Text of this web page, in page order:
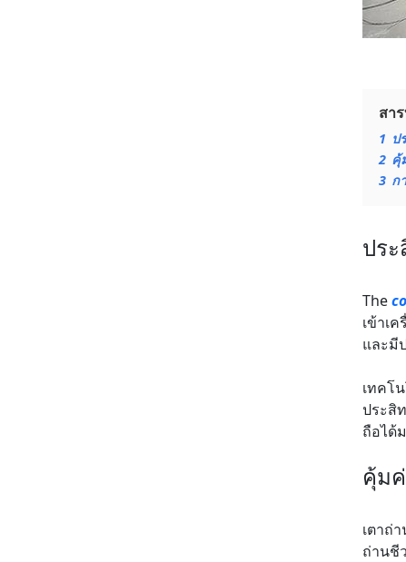
สา
1 ป
2 คุ้
3 ก
ปร
The
เข้าเ
และมี
เทคโ
ประสิ
ถือได้
คุ้ม
เตาถ่
ถ่านชี